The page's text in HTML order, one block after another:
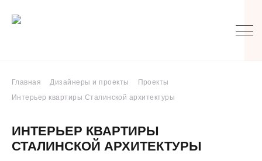
Главная Дизайнеры и проекты
Проекты
Интерьер квартиры Сталинской архитектуры
ИНТЕРЬЕР КВАРТИРЫ
СТАЛИНСКОЙ АРХИТЕКТУРЫ